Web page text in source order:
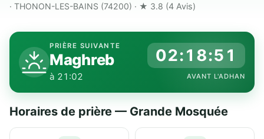
· THONON-LES-BAINS (74200) · ★ 3.8 (4 Avis)
PRIÈRE SUIVANTE
Maghreb
à 21:02
02:18:50
AVANT L'ADHAN
Horaires de prière — Grande Mosquée